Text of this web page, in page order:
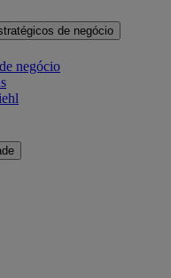
de negócio
negócio